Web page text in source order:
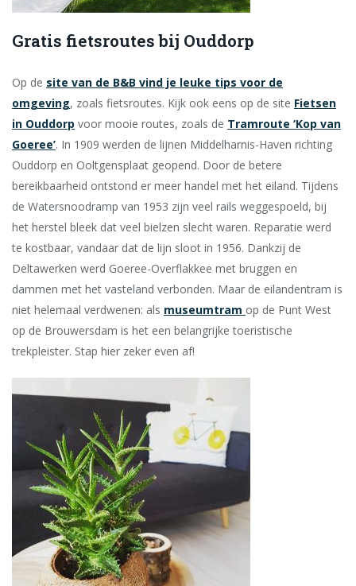
Gratis fietsroutes bij Ouddorp
Op de site van de B&B vind je leuke tips voor de
omgeving, zoals fietsroutes. Kijk ook eens op de site Fietsen
in Ouddorp voor mooie routes, zoals de Tramroute ‘Kop van
Goeree’. In 1909 werden de lijnen Middelharnis-Haven richting
Ouddorp en Ooltgensplaat geopend. Door de betere
bereikbaarheid ontstond er meer handel met het eiland. Tijdens
de Watersnoodramp van 1953 zijn veel rails weggespoeld, bij
het herstel bleek dat veel bielzen slecht waren. Reparatie werd
te kostbaar, vandaar dat de lijn sloot in 1956. Dankzij de
Deltawerken werd Goeree-Overflakkee met bruggen en
dammen met het vasteland verbonden. Maar de eilandentram is
niet helemaal verdwenen: als museumtram op de Punt West
op de Brouwersdam is het een belangrijke toeristische
trekpleister. Stap hier zeker even af!